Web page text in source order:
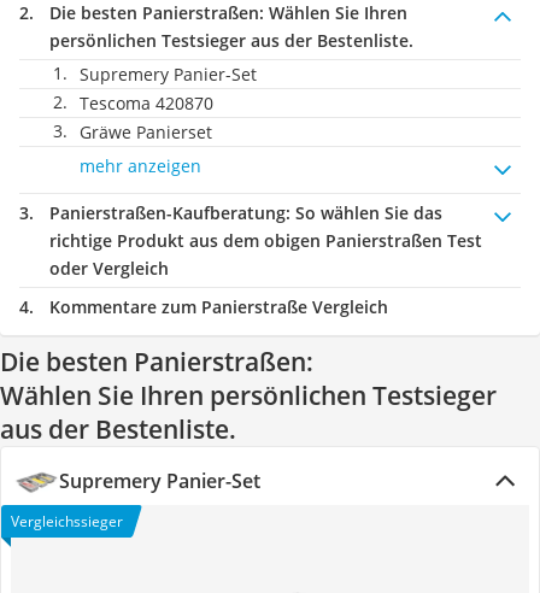
Die besten Panierstraßen: Wählen Sie Ihren
persönlichen Testsieger aus der Bestenliste.
Supremery Panier-Set
Tescoma 420870
Gräwe Panierset
mehr anzeigen
Panierstraßen-Kaufberatung: So wählen Sie das
richtige Produkt aus dem obigen Panierstraßen Test
oder Vergleich
Kommentare zum Panierstraße Vergleich
Die besten Panierstraßen:
Wählen Sie Ihren persönlichen Testsieger
aus der Bestenliste.
Supremery Panier-Set
Vergleichssieger